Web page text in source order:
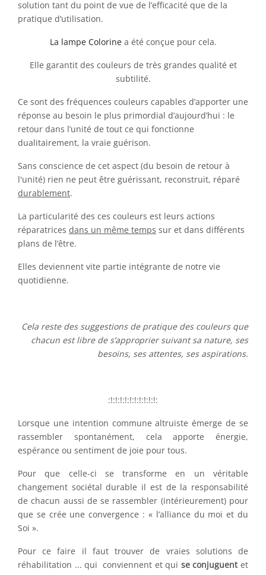
solution tant du point de vue de l’efficacité que de la
pratique d’utilisation.
La lampe Colorinea été conçue pour cela.
Elle garantit des couleurs de très grandes qualité et
subtilité.
Ce sont des fréquences couleurs capables d’apporter une
réponse au besoin le plus primordial d’aujourd’hui : le
retour dans l’unité de tout ce qui fonctionne
dualitairement, la vraie guérison.
Sans conscience de cet aspect (du besoin de retour à
l'unité) rien ne peut être guérissant, reconstruit, réparé
durablement.
La particularité des ces couleurs est leurs actions
réparatrices dans un même temps sur et dans différents
plans de l’être.
Elles deviennent vite partie intégrante de notre vie
quotidienne.
Cela reste des suggestions de pratique des couleurs que
chacun est libre de s’approprier suivant sa nature, ses
besoins, ses attentes, ses aspirations.
:!:!:!:!:!:!:!:!:!:!:
Lorsque une intention commune altruiste émerge de se
rassembler spontanément, cela apporte énergie,
espérance ou sentiment de joie pour tous.
Pour que celle-ci se transforme en un véritable
changement sociétal durable il est de la responsabilité
de chacun aussi de se rassembler (intérieurement) pour
que se crée une convergence : « l’alliance du moi et du
Soi ».
Pour ce faire il faut trouver de vraies solutions de
réhabilitation ... qui conviennent et qui se conjuguentet